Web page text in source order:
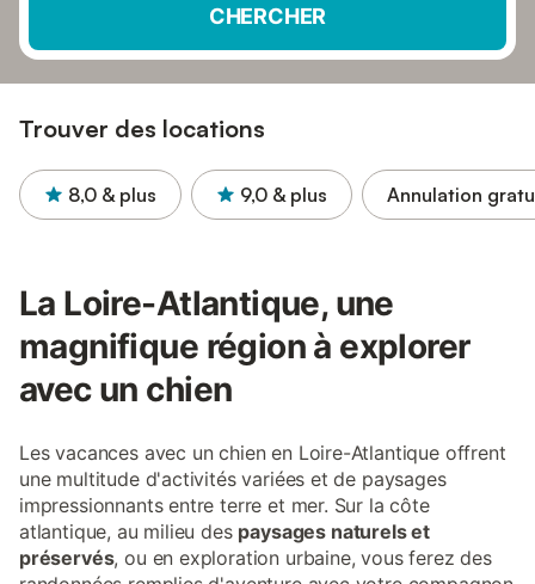
CHERCHER
Trouver des locations
8,0 & plus 9,0 & plus Annulation
La Loire-Atlantique, une
magnifique région à explorer
avec un chien
Les vacances avec un chien en Loire-Atlantique offrent
une multitude d'activités variées et de paysages
impressionnants entre terre et mer. Sur la côte
atlantique, au milieu des paysages naturels et
préservés, ou en exploration urbaine, vous ferez des